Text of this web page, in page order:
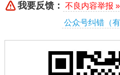
我要反馈：
不良内容举报 »
公众号纠错（